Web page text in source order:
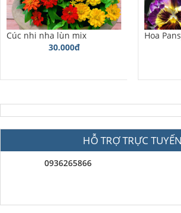
Cúc nhi nha lùn mix
30.000đ
Hoa
HỖ TRỢ TRỰC TUYẾN
0936265866